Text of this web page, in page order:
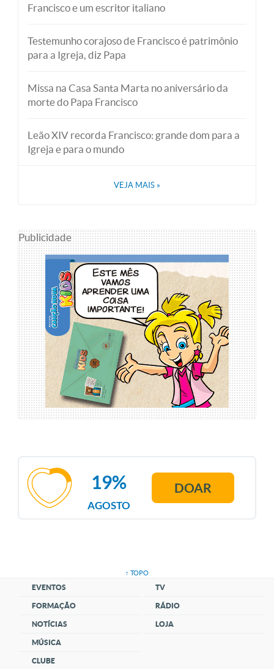
Francisco e um escritor italiano
Testemunho corajoso de Francisco é patrimônio
para a Igreja, diz Papa
Missa na Casa Santa Marta no aniversário da
morte do Papa Francisco
Leão XIV recorda Francisco: grande dom para a
Igreja e para o mundo
VEJA MAIS »
Publicidade
AGOSTO
19% DOAR
↑ TOPO
EVENTOS
FORMAÇÃO
NOTÍCIAS
MÚSICA
CLUBE
TV
RÁDIO
LOJA